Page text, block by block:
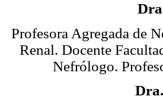
Profesora Agregada de
Renal. Docente
Nefrólogo.